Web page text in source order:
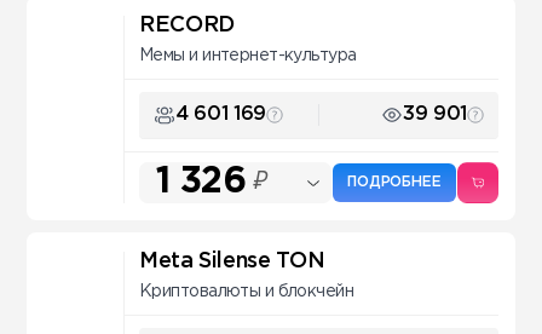
RECORD
Мемы и интернет-культура
4 601 169 39 901
1 326 ₽ ПОДРОБНЕЕ
Meta Silense TON
Криптовалюты и блокчейн